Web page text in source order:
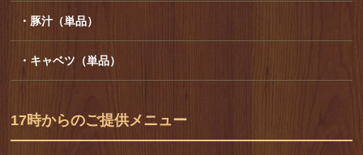
・豚汁（単品）
・キャベツ（単品）
17時からのご提供メニュー